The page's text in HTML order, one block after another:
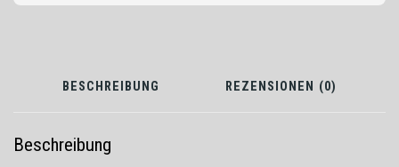
BESCHREIBUNG REZENSIONEN (0)
Beschreibung